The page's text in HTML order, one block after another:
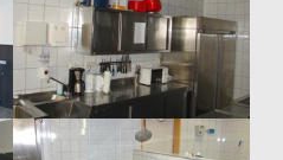
Show larger version